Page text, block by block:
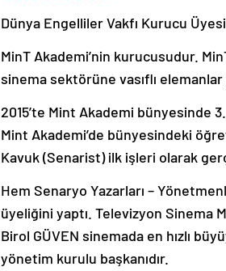
Dünya Engelliler Vakfı Kurucu
MinT Akademi’nin kurucusudur.
sinema sektörüne vasıflı
2015’te Mint Akademi bünyesinde
Mint Akademi’de bünyesindeki
Kavuk (Senarist) ilk işleri olarak
Hem Senaryo Yazarları –
üyeliğini yaptı. Televizyon Sinema
Birol GÜVEN sinemada en hızlı
yönetim kurulu başkanıdır.